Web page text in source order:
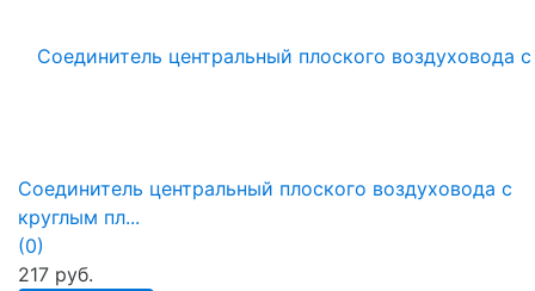
Соединитель центральный плоского воздуховода с
круглым пл...
(0)
217 руб.